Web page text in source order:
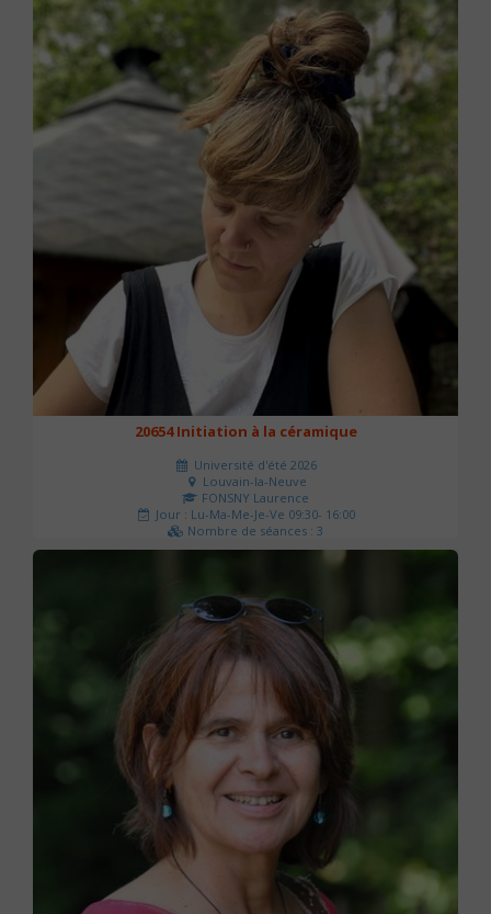
20654 Initiation à la céramique
Université d'été 2026
Louvain-la-Neuve
FONSNY Laurence
Jour : Lu-Ma-Me-Je-Ve 09:30- 16:00
Nombre de séances : 3
190 €